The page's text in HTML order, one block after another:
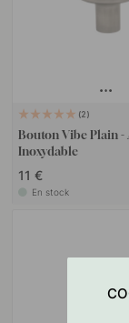
2
Bouton Vibe Plain -
Inoxydable
11 €
En stock